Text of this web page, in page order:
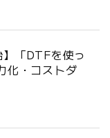
】「DTFを使っ
化・コストダ